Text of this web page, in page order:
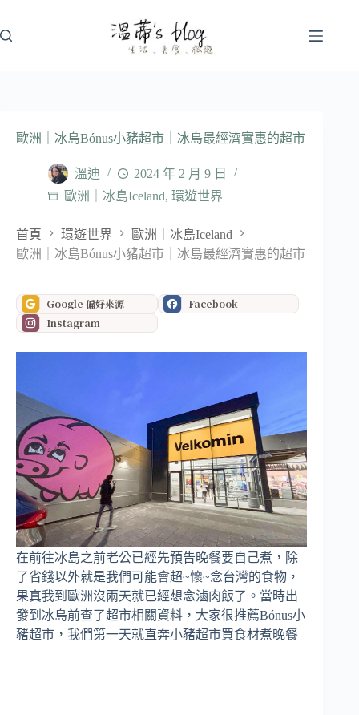
至
歐洲｜冰島Bónus小豬超市｜冰島最經濟實惠的超市
溫迪
2024 年 2 月 9 日
歐洲｜冰島Iceland, 環遊世界
首頁 環遊世界
歐洲｜冰島Iceland
歐洲｜冰島Bónus小豬超市｜冰島最經濟實惠的超市
Google 偏好來源
Facebook
Instagram
在前往冰島之前老公已經先預告晚餐要自己煮，除
了省錢以外就是我們可能會超~懷~念台灣的食物，
果真我到歐洲沒兩天就已經想念滷肉飯了。當時出
發到冰島前查了超市相關資料，大家很推薦Bónus小
豬超市，我們第一天就直奔小豬超市買食材煮晚餐